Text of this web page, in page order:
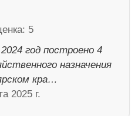
год построено 4
назначения
кра…
2025 г.